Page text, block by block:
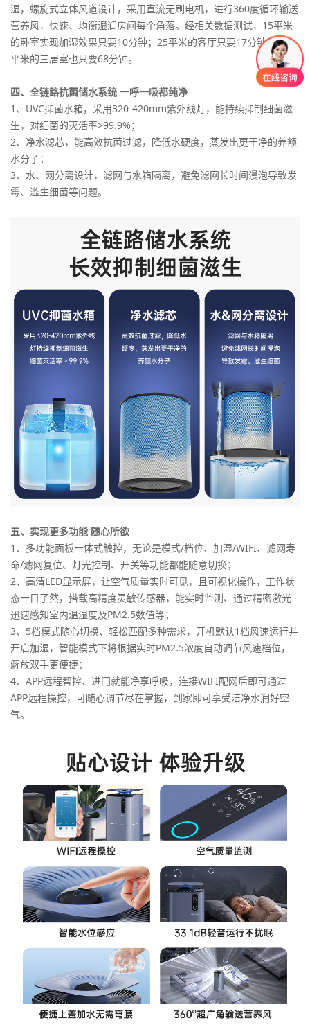
湿，螺旋式立体风道设计，采用直流无刷电机，进行360度循环输送
营养风，快速、均衡湿润房间每个角落。经相关数据测试，15平米
的卧室实现加湿效果只要10分钟；25平米的客厅只要17分钟；100
平米的三居室也只要68分钟。
四、全链路抗菌储水系统 一呼一吸都纯净
1、UVC抑菌水箱，采用320-420mm紫外线灯，能持续抑制细菌滋
生，对细菌的灭活率>99.9%；
2、净水滤芯，能高效抗菌过滤，降低水硬度，蒸发出更干净的养额
水分子；
3、水、网分离设计，滤网与水箱隔离，避免滤网长时间漫泡导致发
霉、滥生细菌等问题。
五、实现更多功能 随心所欲
1、多功能面板一体式触控，无论是模式/档位、加湿/WIFI、滤网寿
命/滤网复位、灯光控制、开关等功能都能随意切换；
2、高清LED显示屏，让空气质量实时可见，且可视化操作，工作状
态一目了然，搭载高精度灵敏传感器，能实时监测、通过精密激光
迅速感知室内温湿度及PM2.5数值等；
3、5档模式随心切换、轻松匹配多种需求，开机默认1档风速运行并
开启加湿，智能模式下将根据实时PM2.5浓度自动调节风速档位，
解放双手更便捷；
4、APP远程智控、进门就能净享呼吸，连接WIFI配网后即可通过
APP远程操控，可随心调节尽在掌握，到家即可享受洁净水润好空
气。